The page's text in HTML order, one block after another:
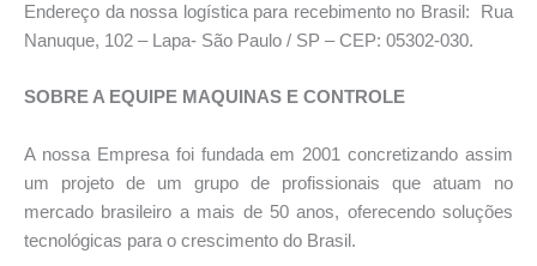
Endereço da nossa logística para recebimento no Brasil: Rua
Nanuque, 102 – Lapa- São Paulo / SP – CEP: 05302-030.
SOBRE A EQUIPE MAQUINAS E CONTROLE
A nossa Empresa foi fundada em 2001 concretizando assim
um projeto de um grupo de profissionais que atuam no
mercado brasileiro a mais de 50 anos, oferecendo soluções
tecnológicas para o crescimento do Brasil.